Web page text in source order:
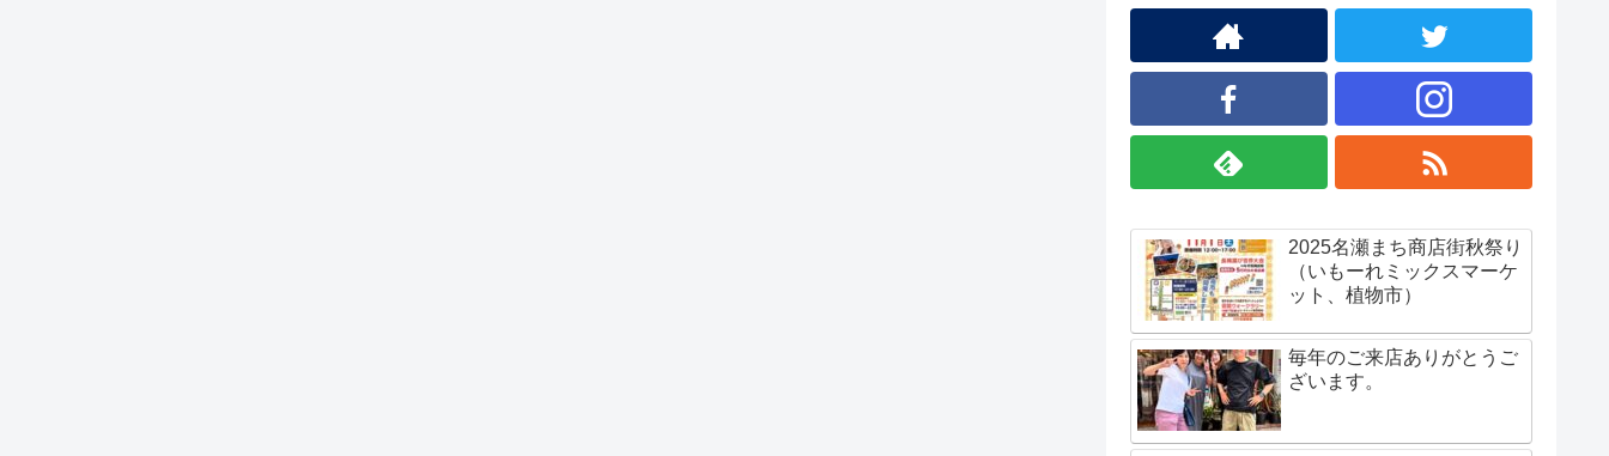
2025名瀬まち商店街秋祭り
（いもーれミックスマーケ
ット、植物市）
毎年のご来店ありがとうご
ざいます。